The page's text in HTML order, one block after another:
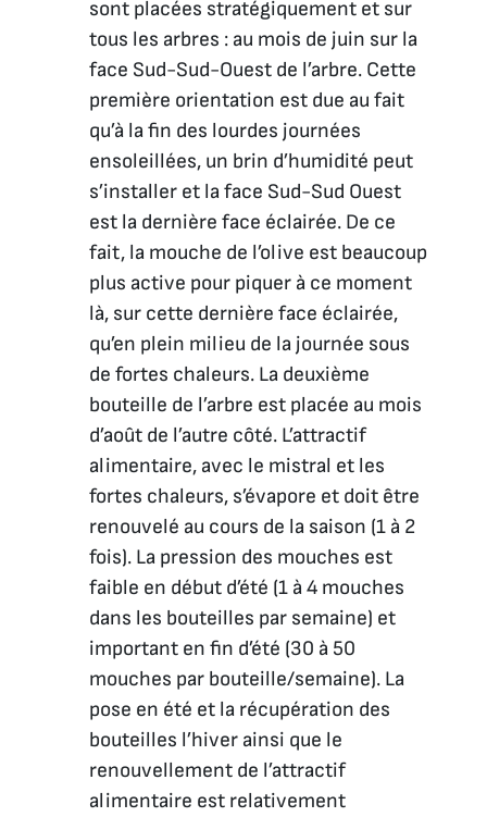
sont placées stratégiquement et sur
tous les arbres : au mois de juin sur la
face Sud-Sud-Ouest de l’arbre. Cette
première orientation est due au fait
qu’à la fin des lourdes journées
ensoleillées, un brin d’humidité peut
s’installer et la face Sud-Sud Ouest
est la dernière face éclairée. De ce
fait, la mouche de l’olive est beaucoup
plus active pour piquer à ce moment
là, sur cette dernière face éclairée,
qu’en plein milieu de la journée sous
de fortes chaleurs. La deuxième
bouteille de l’arbre est placée au mois
d’août de l’autre côté. L’attractif
alimentaire, avec le mistral et les
fortes chaleurs, s’évapore et doit être
renouvelé au cours de la saison (1 à 2
fois). La pression des mouches est
faible en début d’été (1 à 4 mouches
dans les bouteilles par semaine) et
important en fin d’été (30 à 50
mouches par bouteille/semaine). La
pose en été et la récupération des
bouteilles l’hiver ainsi que le
renouvellement de l’attractif
alimentaire est relativement